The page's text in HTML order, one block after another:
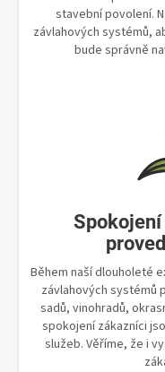
stavební povolení.
závlahových systémů,
bude správně
Během naší dlouholeté
závlahových systémů
sadů, vinohradů,
spokojení zákazníci
služeb. Věříme, že i